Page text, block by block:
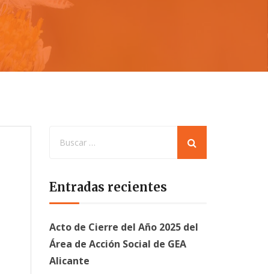
Entradas recientes
Acto de Cierre del Año 2025 del
Área de Acción Social de GEA
Alicante